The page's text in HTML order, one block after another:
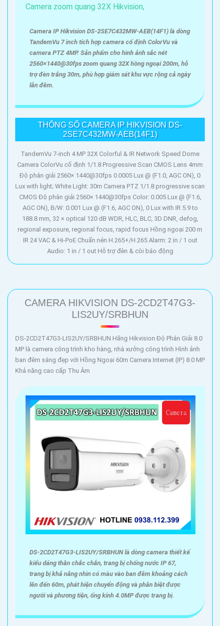
Camera IP Hikvision DS-2SE7C432MW-AEB(14F1) là dòng
TandemVu 7 inch tích hợp camera cố định ColorVu và
camera PTZ 4MP. Sản phẩm cho hình ảnh sắc nét
2560×1440@30fps zoom quang 32X hồng ngoại 200m, hỗ
trợ đèn trắng 30m, phù hợp giám sát khu vực rộng cả ngày
lẫn đêm.
THÔNG SỐ CAMERA IP HIKVISION DS-
2SE7C432MW-AEB(14F1)
TandemVu 7-inch 4 MP 32X Colorful & IR Network Speed Dome
Camera ColorVu cố định 1/1.8 Progressive Scan CMOS Lens 4mm
Độ phân giải 2560× 1440@30fps 0.0005 Lux @ (F1.0, AGC ON), 0
Lux with light; White Light: 30m Camera PTZ 1/1.8 progressive scan
CMOS Độ phân giải 2560× 1440@30fps Color: 0.005 Lux @ (F1.6,
AGC ON), B/W: 0.001 Lux @ (F1.6, AGC ON), 0 Lux with IR 5.9 to
188.8 mm, 32 × optical 120 dB WDR, HLC, BLC, 3D DNR, defog,
regional exposure, regional focus, rapid focus Hồng ngoại 200 m
IR 24 VAC & Hi-PoE Chuẩn nén H.265+/H.265 Alarm: 2 in / 1 out
Audio: 1 in / 1 out Hỗ trợ đèn & còi báo động
CAMERA HIKVISION DS-2CD2T47G3-
LIS2UY/SRBHUN
DS-2CD2T47G3-LIS2UY/SRBHUN Hãng Hikvision Độ Phân Giải 8.0
MP là camera công trình kho hàng, nhà xưởng công trình Hình ảnh
ban đêm sáng đẹp với Hồng Ngoại 60m Camera Internet (IP) 8.0 MP
Khả năng cao cấp Thu Âm
DS-2CD2T47G3-LIS2UY/SRBHUN là dòng camera thiết kế
kiểu dáng thân chắc chắn, trang bị chống nước IP 67,
trang bị khả năng nhìn có màu vào ban đêm khoảng cách
lên đến 60m, phát hiện chuyển động và phân biệt được
người và phương tiện, ống kính 4.0MP được trang bị.